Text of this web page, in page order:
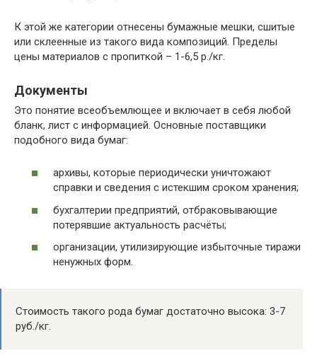
К этой же категории отнесены бумажные мешки, сшитые
или склеенные из такого вида композиций. Пределы
цены материалов с пропиткой – 1-6,5 р./кг.
Документы
Это понятие всеобъемлющее и включает в себя любой
бланк, лист с информацией. Основные поставщики
подобного вида бумаг:
архивы, которые периодически уничтожают
справки и сведения с истекшим сроком хранения;
бухгалтерии предприятий, отбраковывающие
потерявшие актуальность расчёты;
организации, утилизирующие избыточные тиражи
ненужных форм.
Стоимость такого рода бумаг достаточно высока: 3-7
руб./кг.